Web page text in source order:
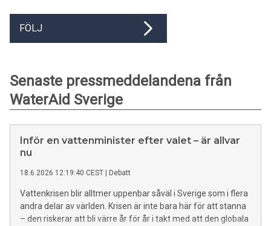
FÖLJ
Senaste pressmeddelandena från
WaterAid Sverige
Inför en vattenminister efter valet – är allvar
nu
18.6.2026 12:19:40 CEST Debatt
Vattenkrisen blir alltmer uppenbar såväl i Sverige som i flera
andra delar av världen. Krisen är inte bara här för att stanna
– den riskerar att bli värre år för år i takt med att den globala